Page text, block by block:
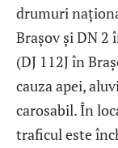
drumuri
Brașov și DN 2
(DJ 112J în
cauza apei,
carosabil. În
traficul este